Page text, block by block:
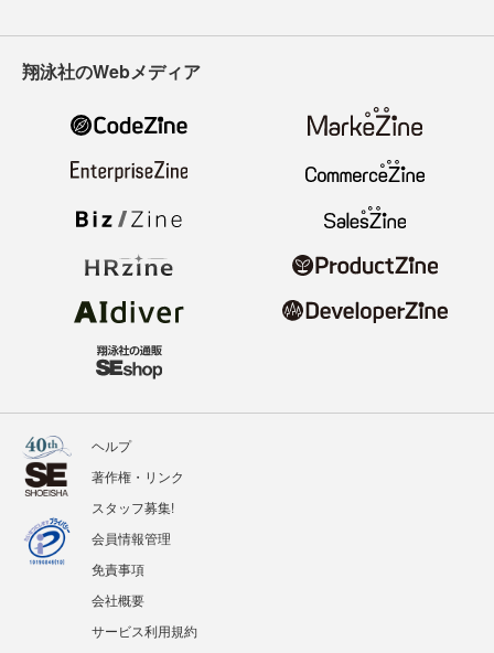
翔泳社のWebメディア
ヘルプ
著作権・リンク
スタッフ募集!
会員情報管理
免責事項
会社概要
サービス利用規約